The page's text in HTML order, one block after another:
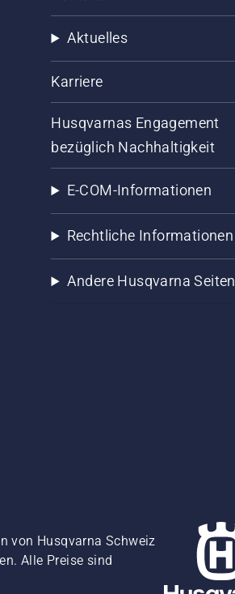
Aktuelles
Karriere
Husqvarnas Engagement
bezüglich Nachhaltigkeit
E-COM-Informationen
Rechtliche Informationen
Andere Husqvarna Seiten
von Husqvarna Schweiz
Alle Preise sind